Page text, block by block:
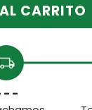
CARRITO
- -